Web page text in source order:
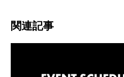
関連記事